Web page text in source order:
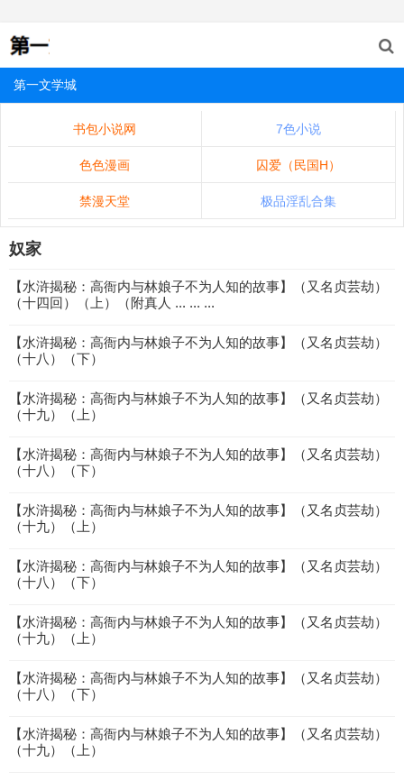
第一文学城
书包小说网 7色小说
色色漫画 囚爱（民国H）
禁漫天堂 极品淫乱合集
奴家
【水浒揭秘：高衙内与林娘子不为人知的故事】（又名贞芸劫）
（十四回）（上）（附真人 ... ... ...
【水浒揭秘：高衙内与林娘子不为人知的故事】（又名贞芸劫）
（十八）（下）
【水浒揭秘：高衙内与林娘子不为人知的故事】（又名贞芸劫）
（十九）（上）
【水浒揭秘：高衙内与林娘子不为人知的故事】（又名贞芸劫）
（十八）（下）
【水浒揭秘：高衙内与林娘子不为人知的故事】（又名贞芸劫）
（十九）（上）
【水浒揭秘：高衙内与林娘子不为人知的故事】（又名贞芸劫）
（十八）（下）
【水浒揭秘：高衙内与林娘子不为人知的故事】（又名贞芸劫）
（十九）（上）
【水浒揭秘：高衙内与林娘子不为人知的故事】（又名贞芸劫）
（十八）（下）
【水浒揭秘：高衙内与林娘子不为人知的故事】（又名贞芸劫）
（十九）（上）